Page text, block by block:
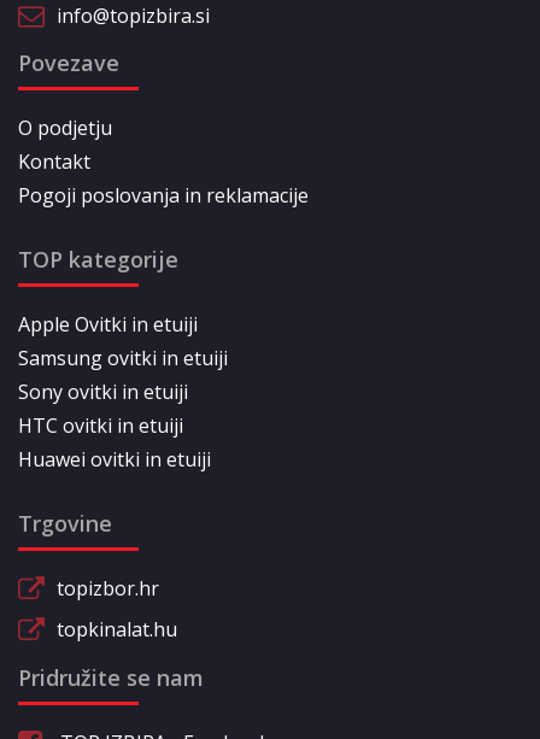
info@topizbira.si
Povezave
O podjetju
Kontakt
Pogoji poslovanja in reklamacije
TOP kategorije
Apple Ovitki in etuiji
Samsung ovitki in etuiji
Sony ovitki in etuiji
HTC ovitki in etuiji
Huawei ovitki in etuiji
Trgovine
topizbor.hr
topkinalat.hu
Pridružite se nam